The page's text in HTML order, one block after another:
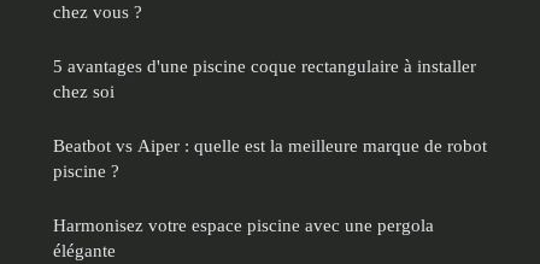
chez vous ?
5 avantages d'une piscine coque rectangulaire à installer
chez soi
Beatbot vs Aiper : quelle est la meilleure marque de robot
piscine ?
Harmonisez votre espace piscine avec une pergola
élégante